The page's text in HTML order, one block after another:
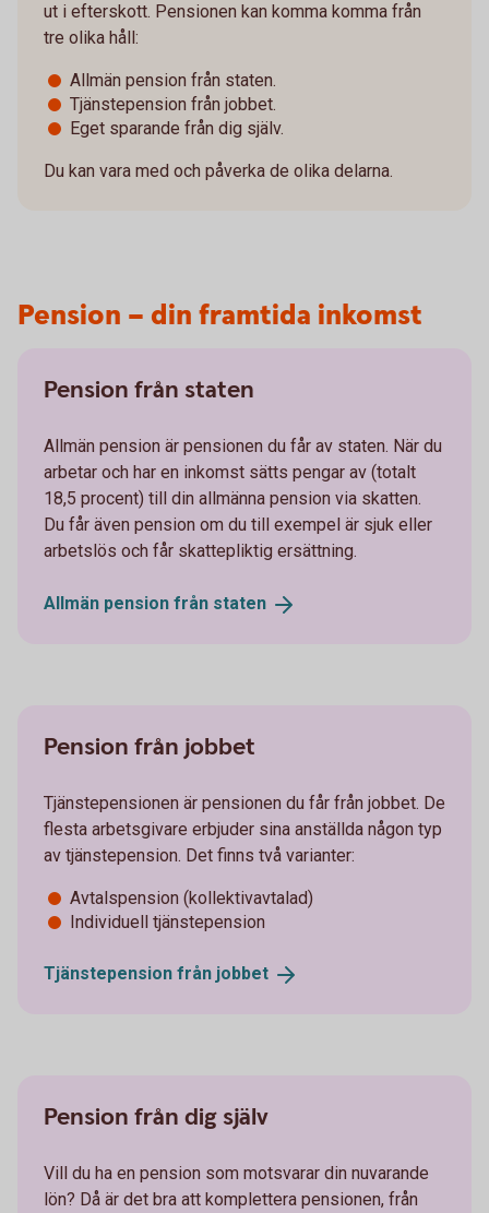
ut i efterskott. Pensionen kan komma komma från
tre olika håll:
Allmän pension från staten.
Tjänstepension från jobbet.
Eget sparande från dig själv.
Du kan vara med och påverka de olika delarna.
Pension – din framtida inkomst
Pension från staten
Allmän pension är pensionen du får av staten. När du
arbetar och har en inkomst sätts pengar av (totalt
18,5 procent) till din allmänna pension via skatten.
Du får även pension om du till exempel är sjuk eller
arbetslös och får skattepliktig ersättning.
Allmän pension från staten
Pension från jobbet
Tjänstepensionen är pensionen du får från jobbet. De
flesta arbetsgivare erbjuder sina anställda någon typ
av tjänstepension. Det finns två varianter:
Avtalspension (kollektivavtalad)
Individuell tjänstepension
Tjänstepension från jobbet
Pension från dig själv
Vill du ha en pension som motsvarar din nuvarande
lön? Då är det bra att komplettera pensionen, från